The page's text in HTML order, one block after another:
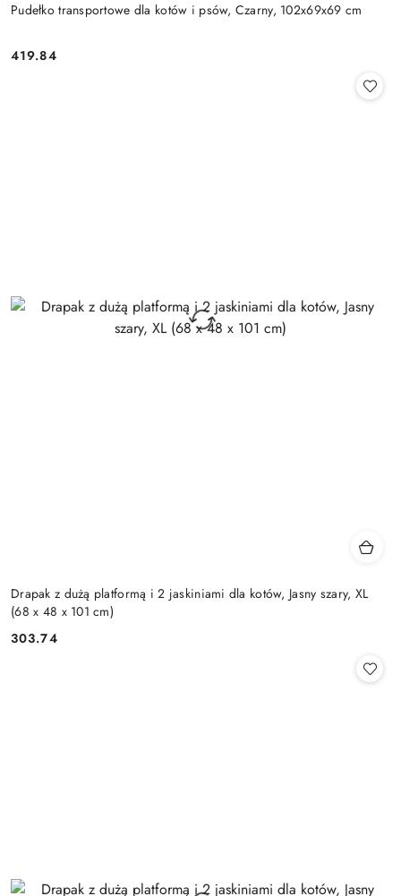
Pudełko transportowe dla kotów i psów, Czarny, 102x69x69 cm
Cena:
419.84
Drapak z dużą platformą i 2 jaskiniami dla kotów, Jasny szary, XL
(68 x 48 x 101 cm)
Cena:
303.74